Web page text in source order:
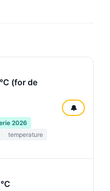
(for de
2026
temperature
🔔